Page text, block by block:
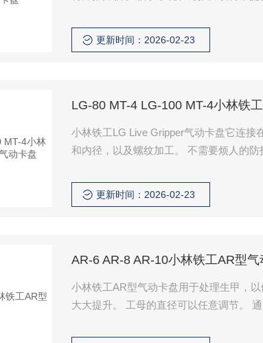
更新时间：2026-02-23
LG-80 MT-4 LG-100 MT-4小林铁
小林铁工LG Live Gripper气动卡盘它连接
和内径，以及螺纹加工。 不需要烦人的
更新时间：2026-02-23
AR-6 AR-8 AR-10小林铁工AR型气
小林铁工AR型气动卡盘用于处理生甲，
大大提升。 工母的直径可以任意调节。